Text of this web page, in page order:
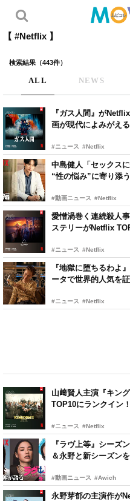
【 #Netflix 】
検索結果（443件）
ALL NEWS
『ガス人間』が
画が現代によみがえる
#ニュース #Netflix
中島健人「セックス
“性の悩み”に寄り添
#動画ニュース #Netflix
愛憎渦巻く連続殺人
ステリーがNetflix
#ニュース #Netflix
『地獄に堕ちるわ
ータで世界的人気を
#ニュース #Netflix
山﨑賢人主演『キン
TOP10にランクイン
#ニュース #Netflix
『ラヴ上等』シーズ
＆永野と新シーズン
#動画ニュース #Awich
永野芽郁の主演作が